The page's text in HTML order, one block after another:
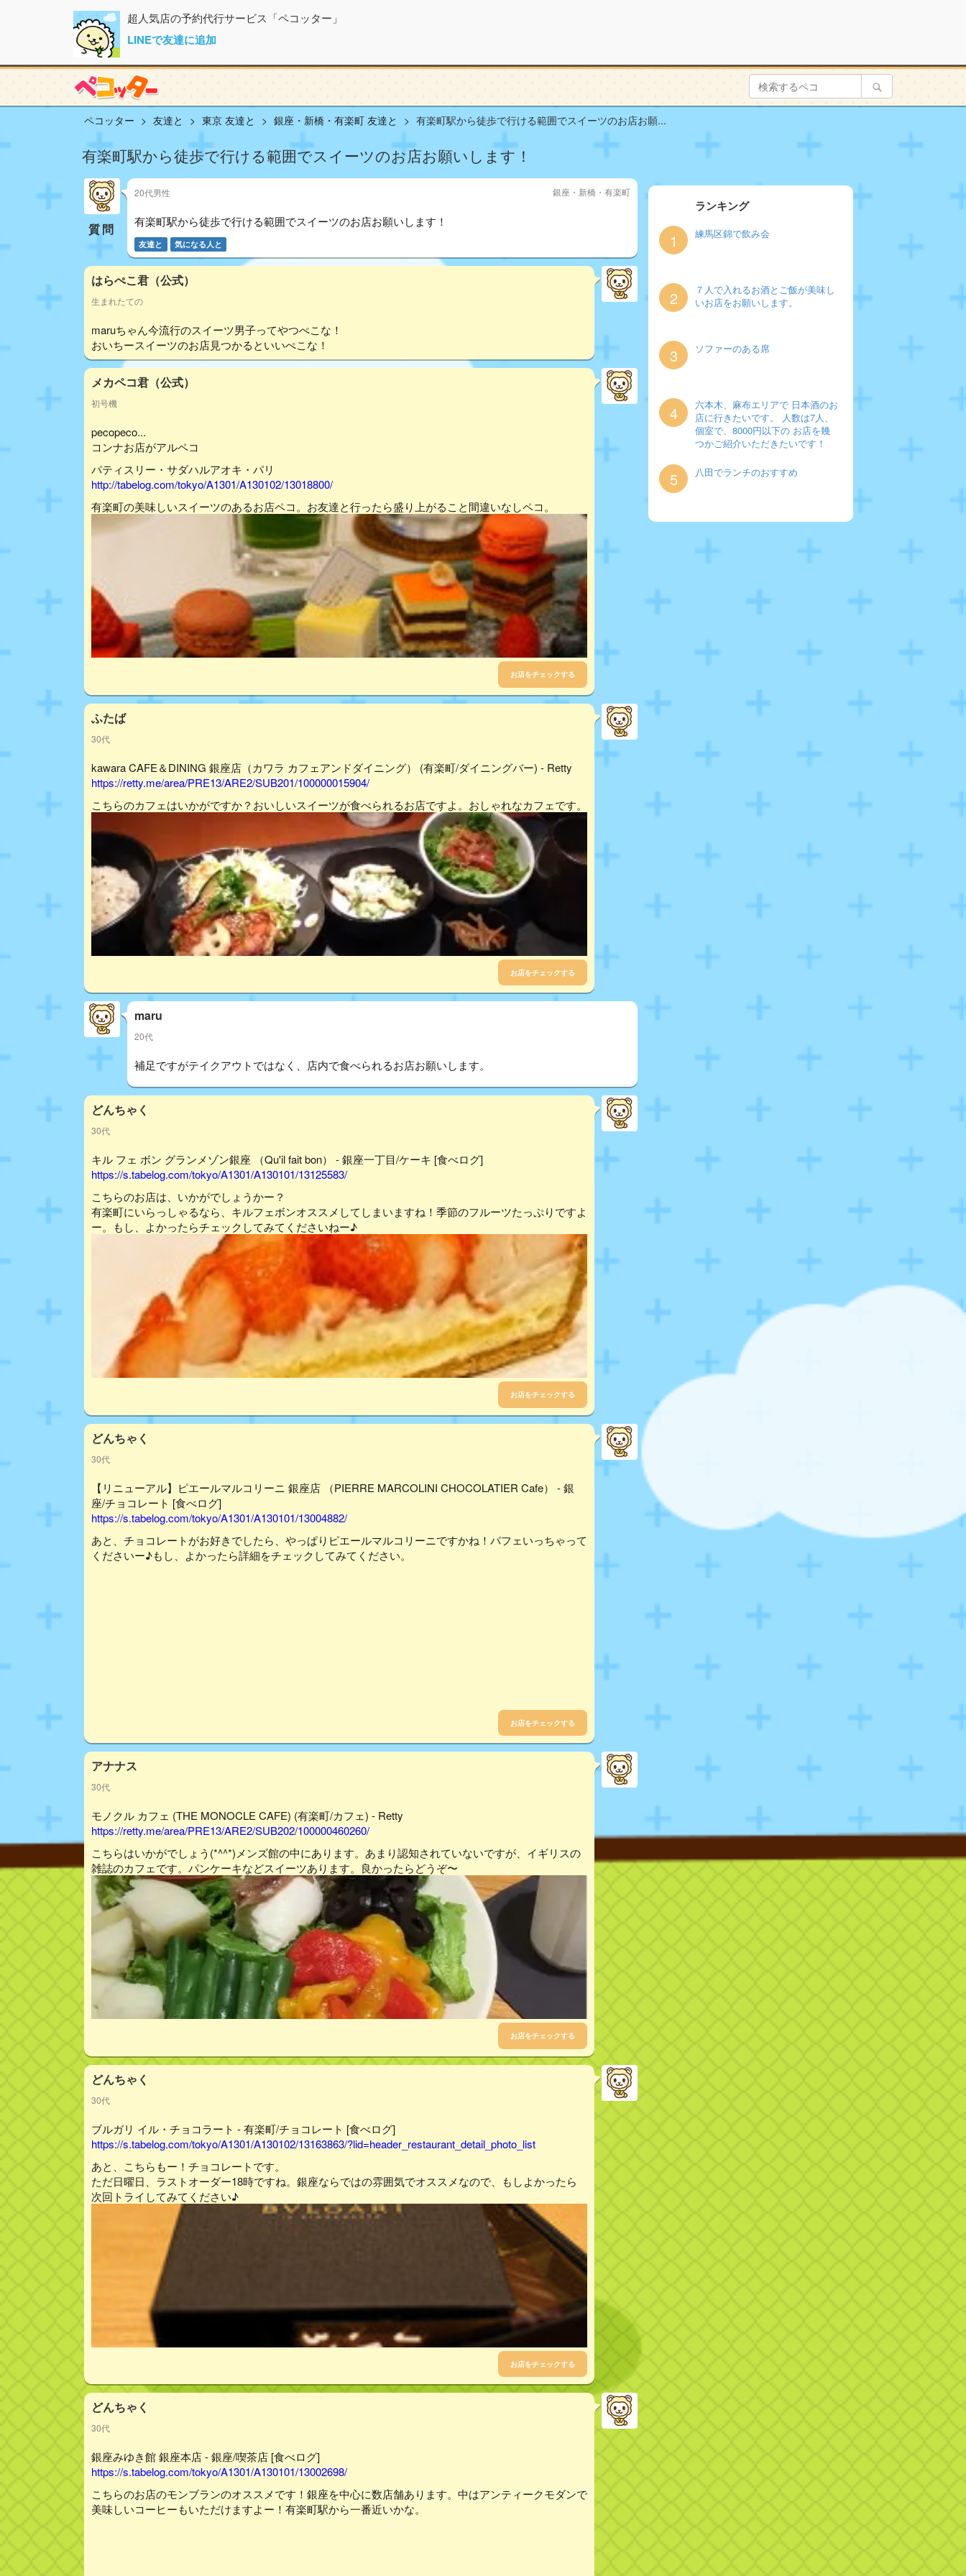
超人気店の予約代行サービス「ペコッター」
LINEで友達に追加
ペコッター 友達と 東京 友達と 銀座・新橋・有楽町 友達と 有楽町駅から徒歩で行ける範囲でスイーツのお店お願...
有楽町駅から徒歩で行ける範囲でスイーツのお店お願いします！
質問
20代男性 銀座・新橋・有楽町
有楽町駅から徒歩で行ける範囲でスイーツのお店お願いします！
友達と 気になる人と
はらぺこ君（公式）
生まれたての
maruちゃん今流行のスイーツ男子ってやつぺこな！
おいちースイーツのお店見つかるといいぺこな！
メカペコ君（公式）
初号機
pecopeco...
コンナお店がアルペコ
パティスリー・サダハルアオキ・パリ
http://tabelog.com/tokyo/A1301/A130102/13018800/
有楽町の美味しいスイーツのあるお店ペコ。お友達と行ったら盛り上がること間違いなしペコ。
お店をチェックする
ふたば
30代
kawara CAFE＆DINING 銀座店（カワラ カフェアンドダイニング） (有楽町/ダイニングバー) - Retty
https://retty.me/area/PRE13/ARE2/SUB201/100000015904/
こちらのカフェはいかがですか？おいしいスイーツが食べられるお店ですよ。おしゃれなカフェです。
お店をチェックする
maru
20代
補足ですがテイクアウトではなく、店内で食べられるお店お願いします。
どんちゃく
30代
キル フェ ボン グランメゾン銀座 （Qu'il fait bon） - 銀座一丁目/ケーキ [食べログ]
https://s.tabelog.com/tokyo/A1301/A130101/13125583/
こちらのお店は、いかがでしょうかー？
有楽町にいらっしゃるなら、キルフェボンオススメしてしまいますね！季節のフルーツたっぷりですよ
ー。もし、よかったらチェックしてみてくださいねー♪
お店をチェックする
どんちゃく
30代
【リニューアル】ピエールマルコリーニ 銀座店 （PIERRE MARCOLINI CHOCOLATIER Cafe） - 銀
座/チョコレート [食べログ]
https://s.tabelog.com/tokyo/A1301/A130101/13004882/
あと、チョコレートがお好きでしたら、やっぱりピエールマルコリーニですかね！パフェいっちゃって
くださいー♪もし、よかったら詳細をチェックしてみてください。
お店をチェックする
アナナス
30代
モノクル カフェ (THE MONOCLE CAFE) (有楽町/カフェ) - Retty
https://retty.me/area/PRE13/ARE2/SUB202/100000460260/
こちらはいかがでしょう(*^^*)メンズ館の中にあります。あまり認知されていないですが、イギリスの
雑誌のカフェです。パンケーキなどスイーツあります。良かったらどうぞ〜
お店をチェックする
どんちゃく
30代
ブルガリ イル・チョコラート - 有楽町/チョコレート [食べログ]
https://s.tabelog.com/tokyo/A1301/A130102/13163863/?lid=header_restaurant_detail_photo_list
あと、こちらもー！チョコレートです。
ただ日曜日、ラストオーダー18時ですね。銀座ならではの雰囲気でオススメなので、もしよかったら
次回トライしてみてください♪
お店をチェックする
どんちゃく
30代
銀座みゆき館 銀座本店 - 銀座/喫茶店 [食べログ]
https://s.tabelog.com/tokyo/A1301/A130101/13002698/
こちらのお店のモンブランのオススメです！銀座を中心に数店舗あります。中はアンティークモダンで
美味しいコーヒーもいただけますよー！有楽町駅から一番近いかな。
ランキング
1 練馬区錦で飲み会
2
７人で入れるお酒とご飯が美味し
いお店をお願いします。
3 ソファーのある席
4
六本木、麻布エリアで 日本酒のお
店に行きたいです。 人数は7人、
個室で、8000円以下の お店を幾
つかご紹介いただきたいです！
5 八田でランチのおすすめ